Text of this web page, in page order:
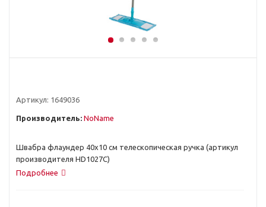
Артикул: 1649036
Производитель: NoName
Швабра флаундер 40x10 см телескопическая ручка (артикул
производителя HD1027C)
Подробнее